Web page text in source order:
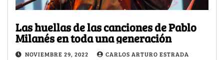
Las huellas de las canciones de Pablo
Milanés en toda una generación
NOVIEMBRE 29, 2022
CARLOS ARTURO ESTRADA